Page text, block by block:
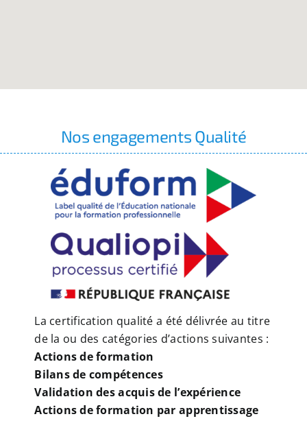
Nos engagements Qualité
La certification qualité a été délivrée au titre
de la ou des catégories d’actions suivantes :
Actions de formation
Bilans de compétences
Validation des acquis de l’expérience
Actions de formation par apprentissage